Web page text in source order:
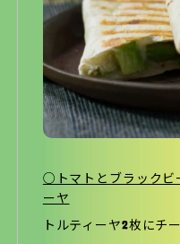
○トマトとブラックビ
ーヤ
トルティーヤ2枚にチ